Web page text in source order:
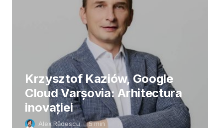
Krzysztof Kaziów, Google
Cloud Varșovia: Arhitectura
inovaţiei
Alex Rădescu 5min